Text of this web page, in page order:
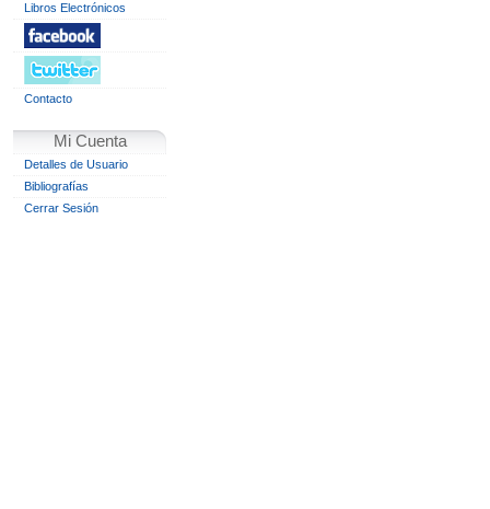
Libros Electrónicos
Contacto
Mi Cuenta
Detalles de Usuario
Bibliografías
Cerrar Sesión